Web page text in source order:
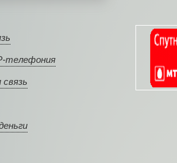
телефония